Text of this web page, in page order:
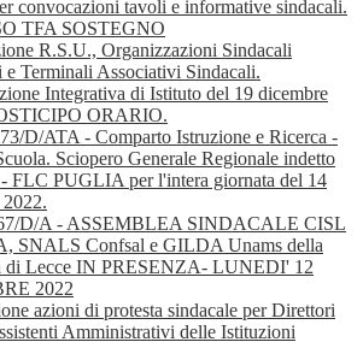
convocazioni tavoli e informative sindacali.
TFA SOSTEGNO
R.S.U., Organizzazioni Sindacali
e Terminali Associativi Sindacali.
Integrativa di Istituto del 19 dicembre
ORARIO.
D/ATA - Comparto Istruzione e Ricerca -
Sciopero Generale Regionale indetto
FLC PUGLIA per l'intera giornata del 14
D/A - ASSEMBLEA SINDACALE CISL
SNALS Confsal e GILDA Unams della
di Lecce IN PRESENZA- LUNEDI' 12
2022
azioni di protesta sindacale per Direttori
Amministrativi delle Istituzioni